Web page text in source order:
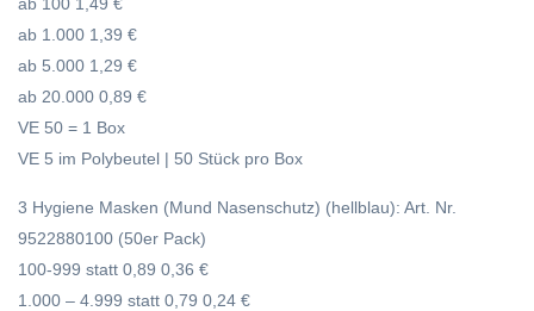
ab 1.000 1,39 €
ab 5.000 1,29 €
ab 20.000 0,89 €
VE 50 = 1 Box
VE 5 im Polybeutel | 50 Stück pro Box
3 Hygiene Masken (Mund Nasenschutz) (hellblau): Art. Nr.
9522880100 (50er Pack)
100-999 statt 0,89 0,36 €
1.000 – 4.999 statt 0,79 0,24 €